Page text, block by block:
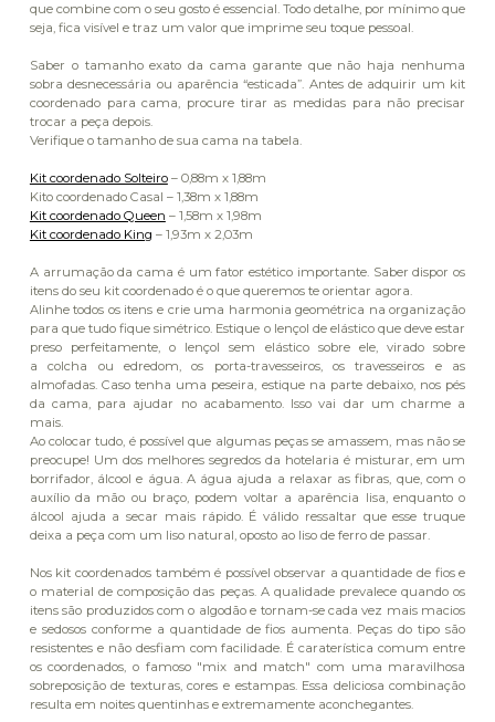
que combine com o seu gosto é essencial. Todo detalhe, por mínimo que
seja, fica visível e traz um valor que imprime seu toque pessoal.
Saber o tamanho exato da cama garante que não haja nenhuma
sobra desnecessária ou aparência “esticada”. Antes de adquirir um kit
coordenado para cama, procure tirar as medidas para não precisar
trocar a peça depois.
Verifique o tamanho de sua cama na tabela.
Kit coordenado Solteiro– 0,88m x 1,88m
Kito coordenado Casal – 1,38m x 1,88m
Kit coordenado Queen – 1,58m x 1,98m
Kit coordenado King – 1,93m x 2,03m
A arrumação da cama é um fator estético importante. Saber dispor os
itens do seu kit coordenado é o que queremos te orientar agora.
Alinhe todos os itens e crie uma harmonia geométrica na organização
para que tudo fique simétrico. Estique o lençol de elástico que deve estar
preso perfeitamente, o lençol sem elástico sobre ele, virado sobre
a colcha ou edredom, os porta-travesseiros, os travesseiros e as
almofadas. Caso tenha uma peseira, estique na parte debaixo, nos pés
da cama, para ajudar no acabamento. Isso vai dar um charme a
mais.
Ao colocar tudo, é possível que algumas peças se amassem, mas não se
preocupe! Um dos melhores segredos da hotelaria é misturar, em um
borrifador, álcool e água. A água ajuda a relaxar as fibras, que, com o
auxílio da mão ou braço, podem voltar a aparência lisa, enquanto o
álcool ajuda a secar mais rápido. É válido ressaltar que esse truque
deixa a peça com um liso natural, oposto ao liso de ferro de passar.
Nos kit coordenados também é possível observar a quantidade de fios e
o material de composição das peças. A qualidade prevalece quando os
itens são produzidos com o algodão e tornam-se cada vez mais macios
e sedosos conforme a quantidade de fios aumenta. Peças do tipo são
resistentes e não desfiam com facilidade. É caraterística comum entre
os coordenados, o famoso "mix and match" com uma maravilhosa
sobreposição de texturas, cores e estampas. Essa deliciosa combinação
resulta em noites quentinhas e extremamente aconchegantes.